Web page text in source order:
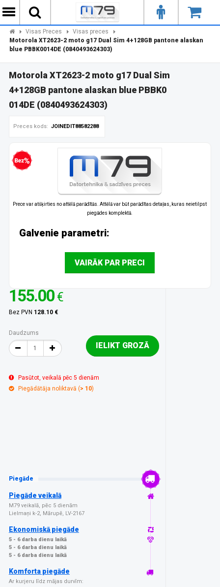
Visas Preces
Visas preces
Motorola XT2623-2 moto g17 Dual Sim 4+128GB pantone alaskan
blue PBBK0014DE (0840493624303)
Motorola XT2623-2 moto g17 Dual Sim
4+128GB pantone alaskan blue PBBK0
014DE (0840493624303)
Preces kods: JOINEDIT88582288
kredīts
Prece var atšķirties no attēlā parādītās. Attēlā var būt parādītas detaļas, kuras neietilpst
piegādes komplektā.
Galvenie parametri:
VAIRĀK PAR PRECI
155.00 €
Bez PVN 128.10 €
Daudzums
IELIKT GROZĀ
Pasūtot, veikalā pēc 5 dienām
Piegādātāja noliktavā (> 10)
Piegāde
Piegāde veikalā
M79 veikalā, pēc 5 dienām
Lielmaņi k-2, Mārupē, LV-2167
Ekonomiskā piegāde
5 - 6 darba dienu laikā
5 - 6 darba dienu laikā
5 - 6 darba dienu laikā
Komforta piegāde
Ar kurjeru līdz mājas durvīm: